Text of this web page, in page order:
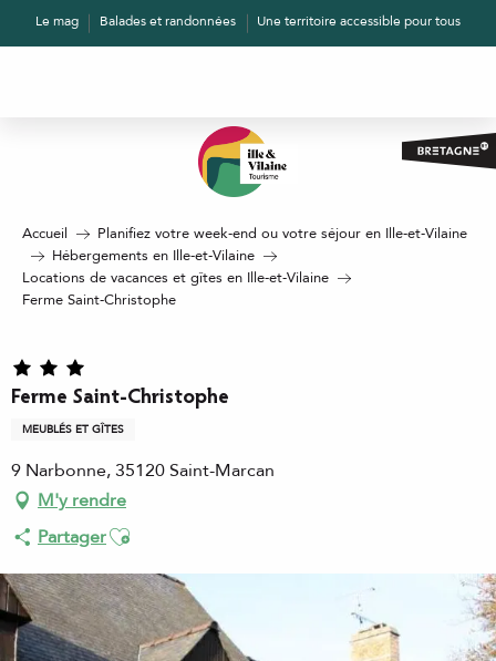
AllerLe mag Balades et randonnées Une territoire accessible pour tous
Accueil
Planifiez votre week-end ou votre séjour en Ille-et-Vilaine
Hébergements en Ille-et-Vilaine
Locations de vacances et gîtes en Ille-et-Vilaine
Ferme Saint-Christophe
Ferme Saint-Christophe
MEUBLÉS ET GÎTES
9 Narbonne, 35120 Saint-Marcan
M'y rendre
PartagerAjouter aux favoris